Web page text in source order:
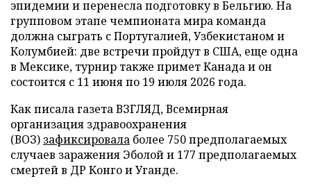
эпидемии и перенесла подготовку в Бельгию. На
групповом этапе чемпионата мира команда
должна сыграть с Португалией, Узбекистаном и
Колумбией: две встречи пройдут в США, еще одна
в Мексике, турнир также примет Канада и он
состоится с 11 июня по 19 июля 2026 года.
Как писала газета ВЗГЛЯД, Всемирная
организация здравоохранения
(ВОЗ) зафиксировала более 750 предполагаемых
случаев заражения Эболой и 177 предполагаемых
смертей в ДР Конго и Уганде.